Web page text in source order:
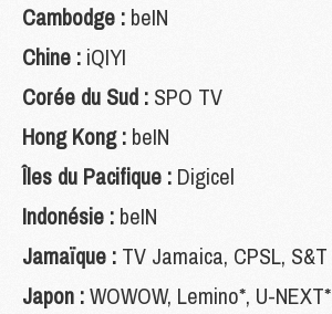
Cambodge : beIN
Chine : iQIYI
Corée du Sud : SPO TV
Hong Kong : beIN
Îles du Pacifique : Digicel
Indonésie : beIN
Jamaïque : TV Jamaica, CPSL, S&T
Japon :WOWOW, Lemino*, U-NEXT*